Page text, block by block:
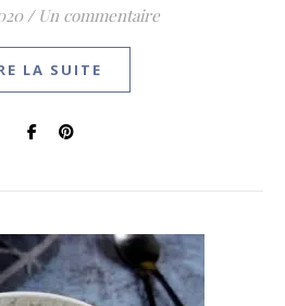
/ Un commentaire
LA SUITE